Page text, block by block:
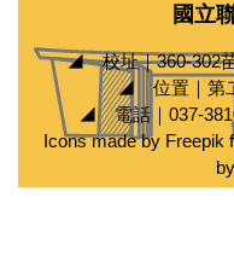
國立
◢ 校址｜360-302
◢ 位置｜第
◢ 電話｜037-
Icons made by Freepik